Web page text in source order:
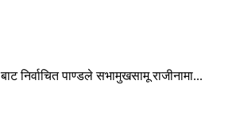
निर्वाचित पाण्डले सभामुखसामू राजीनामा...